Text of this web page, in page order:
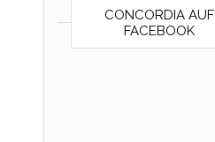
CONCORDIA AUF
FACEBOOK